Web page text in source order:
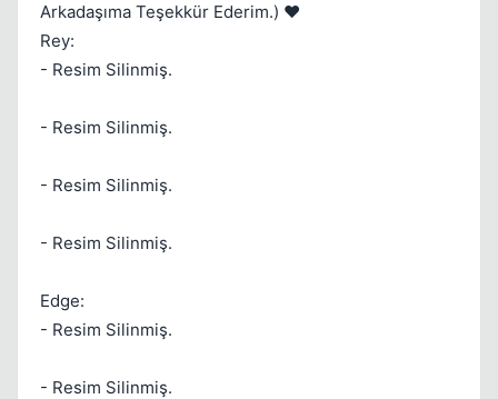
Arkadaşıma Teşekkür Ederim.) ❤️
Rey:
- Resim Silinmiş.
- Resim Silinmiş.
- Resim Silinmiş.
- Resim Silinmiş.
Edge:
- Resim Silinmiş.
- Resim Silinmiş.